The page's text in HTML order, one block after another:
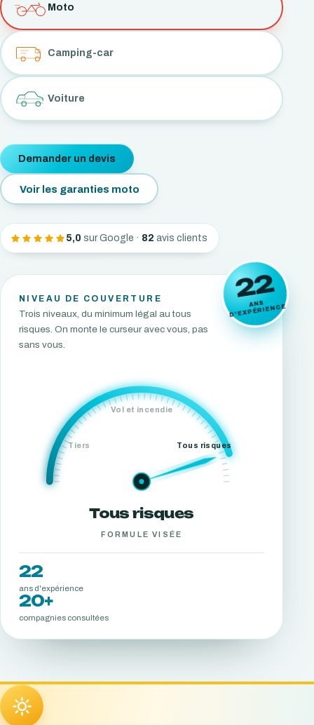
Moto
Camping-car
Voiture
Demander un devis
Voir les garanties moto
5,0 sur Google · 82 avis clients
22
ANS
D'EXPÉRIENCE
NIVEAU DE COUVERTURE
Trois niveaux, du minimum légal au tous
risques. On monte le curseur avec vous, pas
sans vous.
Tiers
Vol et incendie
Tous risques
Tous risques
FORMULE VISÉE
22
ans d'expérience
20+
compagnies consultées